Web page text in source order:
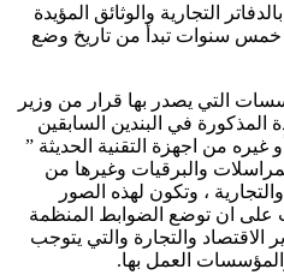
التجارية والوثائق المؤيدة
خمس سنوات تبدأ من تاريخ وضع
التي يصدر بها قرار من وزير
المذكورة في البندين السابقين
من اجهزة التقنية الحديثة ”
والبرقيات وغيرها من
والتجارية ، وتكون لهذه الصور
على ان توضع الضوابط المنظمة
الاقتصاد والتجارة والتي يتوجب
العمل بها.